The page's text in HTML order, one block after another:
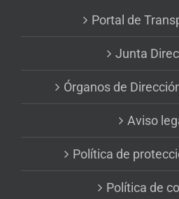
Portal de
Junta
Órganos de
Aviso
Política de
Política de